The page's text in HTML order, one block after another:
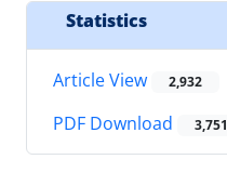
Statistics
Article View 2,932
PDF Download 3,751